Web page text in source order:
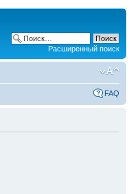
Расширенный поиск
FAQ